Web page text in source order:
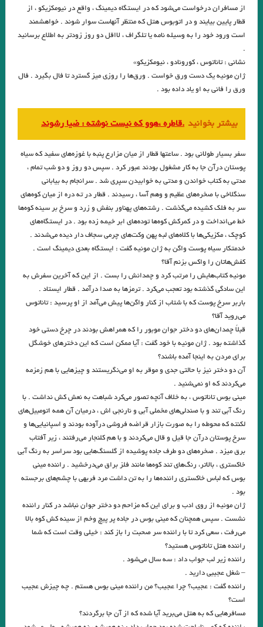
داستان کوتاه خولیو کورتاسار مترجم: بهمن شاکری
.نقش اساطیر در دنیای مدرن و زندگی انسان امروزی
.تعزیه به عنوان یک نوع ادبی و نقش آن در ادبیات عامیانه ی ایران
اسحاقیان
ضيا رشوند
فلاش . ایتالیو کالوینو . مترجم علی شاه علی
شیوه های خلق فراداستان / مریم شریف نسب
در بررسی شعر رُزا جمالی از منظرِ مطالعاتِ زنان/ گلاله هنری لهب
تحلیل کهن الگویی داستان رستم و اسفندیار / سید مجتبی میر میران، انوش
. مقایسه هفت ‌خان رستم واسفندیار / نویسنده : لیلامرادی
هنگامی که جز سرنیزه ها مرکبی نباشد، گرفتار و درمانده چاره ای جز سوار شدن
.بررسی داستان رستم و اسفندیار بر مبنای دیدگاه کلود برمون . علیرضا نبی لو
قران
.در هیچ رکابی نکند پای کَس آرام … آن لحظه که دستت حرکت داد عنان را.
انوری
پنكه‌ها راه مي‌روند / میترا داور .شبلی
و گذشته شدنِ این جهان، نادیده قصه‌ای است.»… بیهقی
آئینهای كتابسوزی
گذشته ا شعری از آدونیس ا برگردان به پارسی: صالح بوعذار
.مزاحم . بورخس
من – من ✍ وی.اس.نایپل ? خیابان میگل مترجم: مهدی غبرایی
.یعقوب یادعلی . ‏ ?فیه ما فیه ✍مولانا
از مسافران درخواست می‌شود که در ایستگاه دیمینگ ، واقع در نیومکزیکو ، از
قطار پایین بیایند و در اتوبوس هتل که منتظر آنهاست سوار شوند . خواهشمند
است ورود خود را به وسیله نامه یا تلگراف ، لااقل دو روز زودتر به اطلاع برسانید
.
نشانی : تاناتوس ، کورونادو ، نیومکزیکو»
ژان مونیه یک دست ورق خواست . ورق‌ها را روزی میز گسترد تا فال بگیرد . فال
ورق را فانی به او یاد داده بود .
بیشتر بخوانید .قاطره ،هوو که نیست نوشته : ضيا رشوند
سفر بسیار طولانی بود . ساعتها قطار از میان مزارع پنبه با غوزه‌های سفید که سیاه
پوستان درآن جا به کار مشغول بودند عبور کرد . سپس دو روز و دو شب تمام ،
مدتی به کتاب خواندن و مدتی به خوابیدن سپری شد . سرانجام به بیابانی
سنگلاخی با صخره‌های عظیم و وهم آسا ، رسیدند . قطار در ته دره از میان کوه‌های
سر به فلک کشیده می‌گذشت . رشته‌های پهناور بنفش و زرد و سرخ بر سینه کوه‌ها
خط می‌انداخت و در کمرکش کوه‌ها توده‌های ابر خیمه زده بود . در ایستگاه‌های
کوچک ، مکزیکی‌ها با کلاه‌های لبه پهن وکت‌های چرمی ‌سجاف دار دیده می‌شدند .
خدمتکار سیاه پوست واگن به ژان مونیه گفت : ایستگاه بعدی دیمینگ است .
کفش‌هاتان را واکس بزنم آقا؟
مونیه کتاب‌هایش را مرتب کرد و چمدانش را بست . از این که آخرین سفرش به
این سادگی گذشته بود تعجب می‌کرد . ترمزها به صدا درآمد . قطار ایستاد .
باربر سرخ پوست که با شتاب از کنار واگن‌ها پیش می‌آمد از او پرسید : تاناتوس
می‌روید آقا؟
قبلاً چمدان‌های دو دختر جوان موبور را که همراهش بودند در چرخ دستی خود
گذاشته بود . ژان مونیه با خود گفت : آیا ممکن است که این دخترهای خوشگل
برای مردن به اینجا آمده باشند؟
آن دو دختر نیز با حالتی جدی و موقر به او می‌نگریستند و چیزهایی با هم زمزمه
می‌کردند که او نمی‌شنید .
مینی بوس تاناتوس ، به خلاف آنچه تصور می‌کرد شباهت به نعش کش نداشت . با
رنگ آبی تند و با صندلی‌های مخملی آبی و نارنجی اش ، درمیان آن همه اتومبیل‌های
لکنته که محوطه را به صورت بازار قراضه فروشی درآوده بودند و اسپانیایی‌ها و
سرخ پوستان درآن جا قیل و قال می‌کردند و با هم کلنجار می‌رفتند ، زیر آفتاب
برق میزد . صخره‌های دو طرف جاده پوشیده از گلسنگ‌هایی بود سراسر به رنگ آبی
خاکستری ، بالاتر، رنگ‌های تند کوه‌ها مانند فلز براق می‌درخشید . راننده مینی
بوس که لباس خاکستری راننده‌ها را به تن داشت مرد فربهی با چشم‌های برجسته
بود .
ژان مونیه از روی ادب و برای این که مزاحم دو دختر جوان نباشد در کنار راننده
نشست . سپس همچنان که مینی بوس در جاده پر پیچ وخم از سینه کش کوه بالا
می‌رفت ، سعی کرد تا با راننده سر صحبت را باز کند : خیلی وقت است که شما
راننده هتل تاناتوس هستید؟
راننده زیر لب جواب داد : سه سال می‌شود .
– شغل عجیبی دارید .
راننده گفت : عجیب؟ چرا عجیب؟ من راننده مینی بوس هستم . چه چیزش عجیب
است؟
مسافرهایی که به هتل می‌برید آیا شده که از آن جا برگردند؟